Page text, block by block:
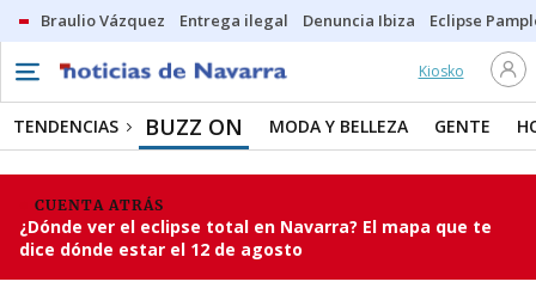
Braulio Vázquez Entrega ilegal Denuncia Ibiza Eclipse
Kiosko
TENDENCIAS BUZZ ON MODA Y BELLEZA GENTE
CUENTA ATRÁS
¿Dónde ver el eclipse total en Navarra? El mapa que te
dice dónde estar el 12 de agosto